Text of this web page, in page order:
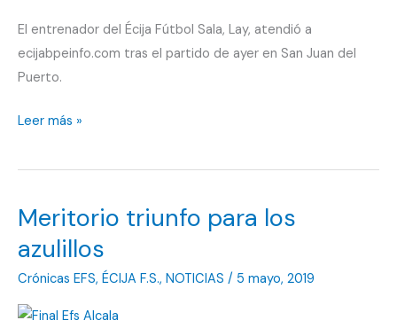
El entrenador del Écija Fútbol Sala, Lay, atendió a
ecijabpeinfo.com tras el partido de ayer en San Juan del
Puerto.
«Todos
jugadores
fenomenal»
Leer más »
Meritorio triunfo para los
azulillos
Crónicas EFS, ÉCIJA F.S., NOTICIAS / 5 mayo, 2019